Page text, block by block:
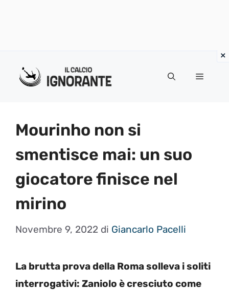
Menu
Mourinho non si
smentisce mai: un suo
giocatore finisce nel
mirino
Novembre 9, 2022 di Giancarlo Pacelli
La brutta prova della Roma solleva i soliti
interrogativi: Zaniolo è cresciuto come